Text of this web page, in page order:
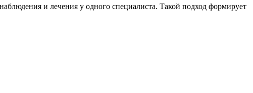
и лечения у одного специалиста. Такой подход формирует